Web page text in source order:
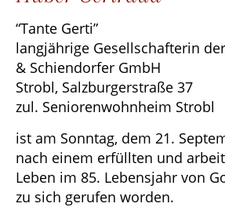
“Tante Gerti”
langjährige Gesellschafterin
& Schiendorfer GmbH
Strobl, Salzburgerstraße 37
zul. Seniorenwohnheim Strobl
ist am Sonntag, dem 21.
nach einem erfüllten und
Leben im 85. Lebensjahr von
zu sich gerufen worden.